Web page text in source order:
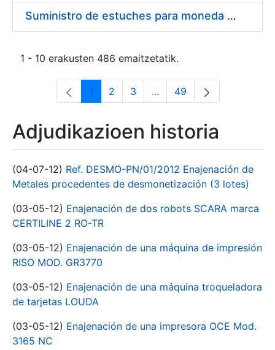
Suministro de estuches para moneda de 30 €
1 - 10 erakusten 486 emaitzetatik.
Orrialdea
1 Orrialdea
2 Orrialdea
3 ...Intermediate Pages Use
Orrialdea
49
Adjudikazioen historia
(04-07-12) Ref. DESMO-PN/01/2012 Enajenación de
Metales procedentes de desmonetización (3 lotes)
(03-05-12) Enajenación de dos robots SCARA marca
CERTILINE 2 RO-TR
(03-05-12) Enajenación de una máquina de impresión
RISO MOD. GR3770
(03-05-12) Enajenación de una máquina troqueladora
de tarjetas LOUDA
(03-05-12) Enajenación de una impresora OCE Mod.
3165 NC